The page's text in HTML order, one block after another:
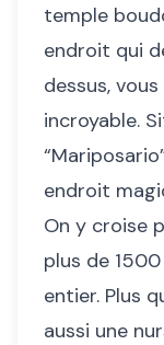
temple
endroit qui
dessus,
incroyable.
endroit
On y croise
plus de
entier. Plus
aussi une